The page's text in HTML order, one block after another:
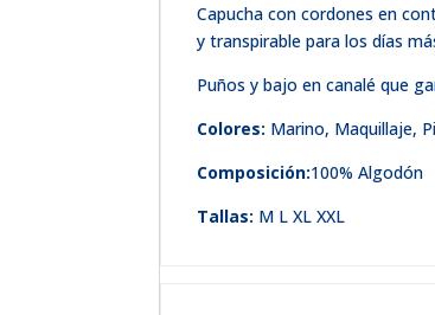
Capucha con cordones en
y transpirable para los días
Puños y bajo en canalé que
Colores: Marino, Maquillaje,
Composición:100% Algodón
Tallas: M L XL XXL